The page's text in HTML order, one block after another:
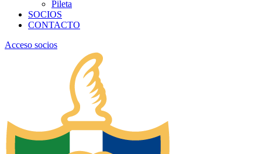
Pileta
SOCIOS
CONTACTO
Acceso socios